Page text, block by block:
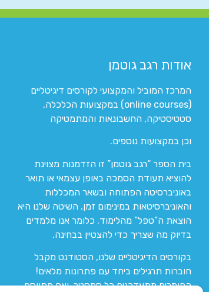
אודות רגב גוטמן
המרכז המוביל והמקצועי לקורסים דיגיטליים
(online courses) במקצועות הכלכלה,
סטטיסטיקה, החשבונאות והמתמטיקה
וכן במקצועות נוספים.
בית הספר “רגב גוטמן” זו הזדמנות מצוינת
להוציא תעודת הסמכה באופן עצמאי או תואר
באוניברסיטה הפתוחה ובשאר המכללות
והאוניברסיטאות במינימום זמן. השיטה שלנו היא
הוצאת ה”טפל” מהלימוד. כלומר אנו מלמדים
בדיוק מה שצריך כדי להצטיין בבחינה.
בקורסים הדיגיטליים שלנו, הסטודנט מקבל
חוברות תרגילים ביחד עם פתרונות מלאים!
החומרים מתעדכנים כל סמסטר, ואם מתווסף